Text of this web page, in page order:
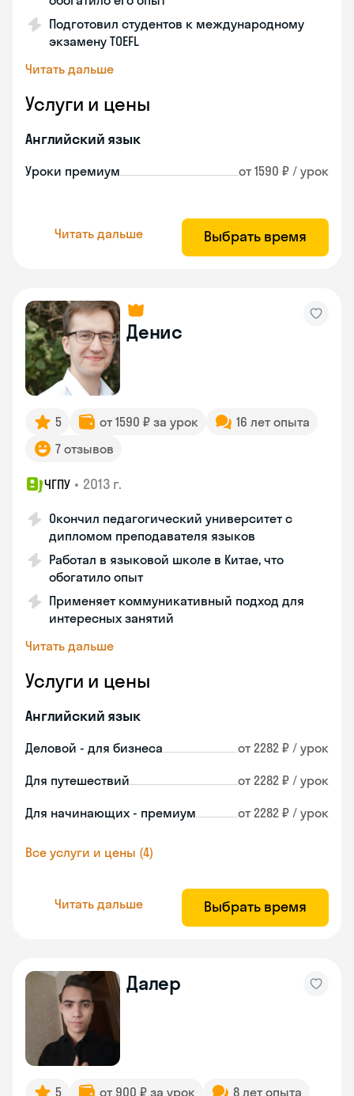
Подготовил студентов к международному
экзамену TOEFL
Читать дальше
Услуги и цены
Английский язык
Уроки премиум от 1590 ₽ / урок
Читать дальше Выбрать время
Денис
5 от 1590 ₽ за урок
16 лет опыта
7 отзывов
ЧГПУ • 2013 г.
Окончил педагогический университет с
дипломом преподавателя языков
Работал в языковой школе в Китае, что
обогатило опыт
Применяет коммуникативный подход для
интересных занятий
Читать дальше
Услуги и цены
Английский язык
Деловой - для бизнеса от 2282 ₽ / урок
Для путешествий от 2282 ₽ / урок
Для начинающих - премиум от 2282 ₽ / урок
Все услуги и цены (4)
Читать дальше Выбрать время
Далер
5 от 900 ₽ за урок
8 лет опыта